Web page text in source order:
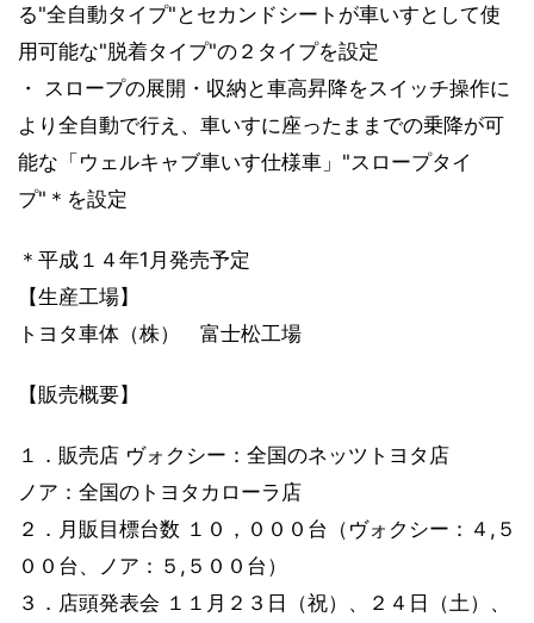
る"全自動タイプ"とセカンドシートが車いすとして使
用可能な"脱着タイプ"の２タイプを設定
・ スロープの展開・収納と車高昇降をスイッチ操作に
より全自動で行え、車いすに座ったままでの乗降が可
能な「ウェルキャブ車いす仕様車」"スロープタイ
プ"＊を設定
＊平成１４年1月発売予定
【生産工場】
トヨタ車体（株） 富士松工場
【販売概要】
１．販売店 ヴォクシー：全国のネッツトヨタ店
ノア：全国のトヨタカローラ店
２．月販目標台数 １０，０００台（ヴォクシー：４,５
００台、ノア：５,５００台）
３．店頭発表会 １１月２３日（祝）、２４日（土）、